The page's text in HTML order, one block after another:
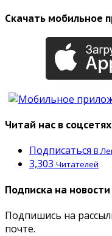
Скачать мобильное
Читай нас в соцсетях
Подписаться В
3,303 Читателей
Подписка на новости
Подпишись на
почте.